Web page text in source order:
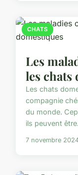
CHATS
Les
les chats
Les chats
compagnie
du monde.
ils peuvent
7 novembre